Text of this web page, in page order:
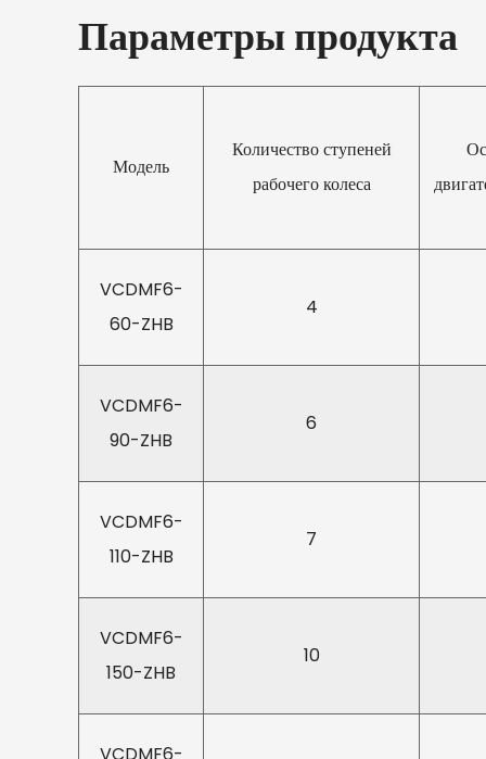
Параметры продукта
Модель
Количество ступеней
рабочего колеса
VCDMF6-
60-ZHB
4
VCDMF6-
90-ZHB
6
VCDMF6-
110-ZHB
7
VCDMF6-
150-ZHB
10